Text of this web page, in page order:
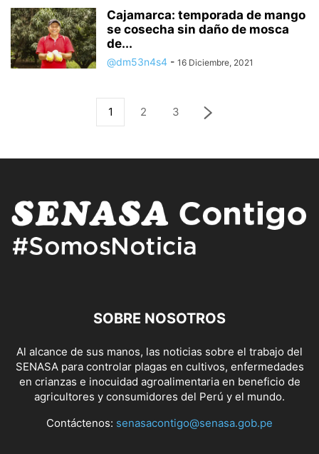
Cajamarca: temporada de mango
se cosecha sin daño de mosca
de...
@dm53n4s4 - 16 Diciembre, 2021
1 2 3
SOBRE NOSOTROS
Al alcance de sus manos, las noticias sobre el trabajo del
SENASA para controlar plagas en cultivos, enfermedades
en crianzas e inocuidad agroalimentaria en beneficio de
agricultores y consumidores del Perú y el mundo.
Contáctenos: senasacontigo@senasa.gob.pe